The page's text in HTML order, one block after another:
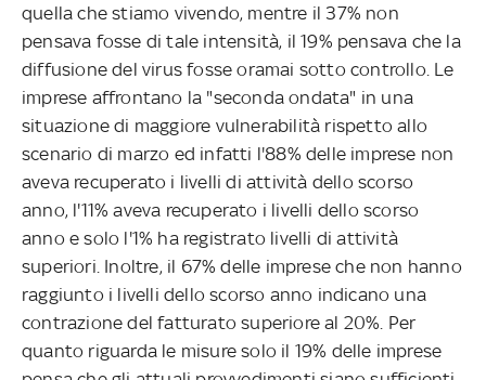
quella che stiamo vivendo, mentre il 37% non
pensava fosse di tale intensità, il 19% pensava che la
diffusione del virus fosse oramai sotto controllo. Le
imprese affrontano la "seconda ondata" in una
situazione di maggiore vulnerabilità rispetto allo
scenario di marzo ed infatti l'88% delle imprese non
aveva recuperato i livelli di attività dello scorso
anno, l'11% aveva recuperato i livelli dello scorso
anno e solo l'1% ha registrato livelli di attività
superiori. Inoltre, il 67% delle imprese che non hanno
raggiunto i livelli dello scorso anno indicano una
contrazione del fatturato superiore al 20%. Per
quanto riguarda le misure solo il 19% delle imprese